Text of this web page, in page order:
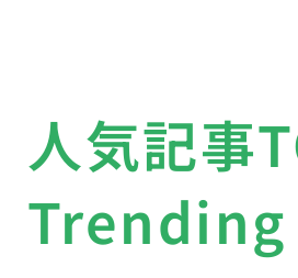
人気記事
Trending